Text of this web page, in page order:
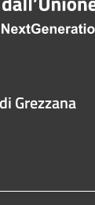
Grezzana